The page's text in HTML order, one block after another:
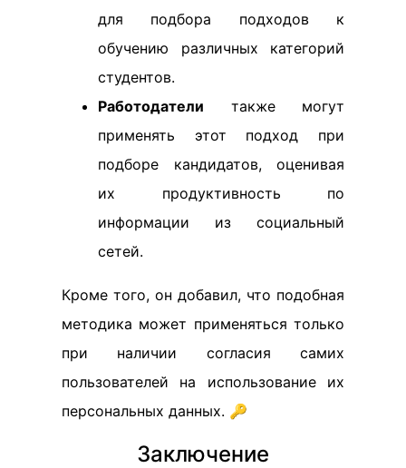
для подбора подходов к
обучению различных категорий
студентов.
Работодатели также могут
применять этот подход при
подборе кандидатов, оценивая
их продуктивность по
информации из социальный
сетей.
Кроме того, он добавил, что подобная
методика может применяться только
при наличии согласия самих
пользователей на использование их
персональных данных. 🔑
Заключение